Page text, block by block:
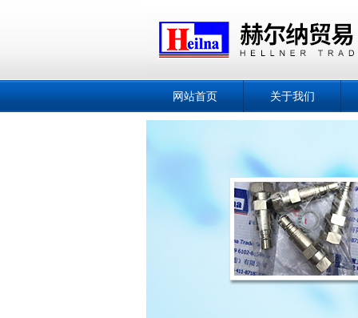
网站首页 关于我们